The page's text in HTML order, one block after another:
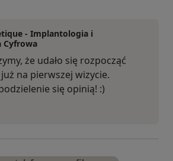
- Implantologia i
Cyfrowa
że udało się rozpocząć
na pierwszej wizycie.
się opinią! :)